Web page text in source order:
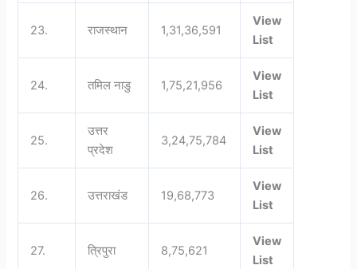
23. राजस्थान 1,31,36,591
View
List
24. तमिल नाडु 1,75,21,956
View
List
25.
उत्तर
प्रदेश
3,24,75,784
View
List
26. उत्तराखंड 19,68,773
View
List
27. त्रिपुरा 8,75,621
View
List